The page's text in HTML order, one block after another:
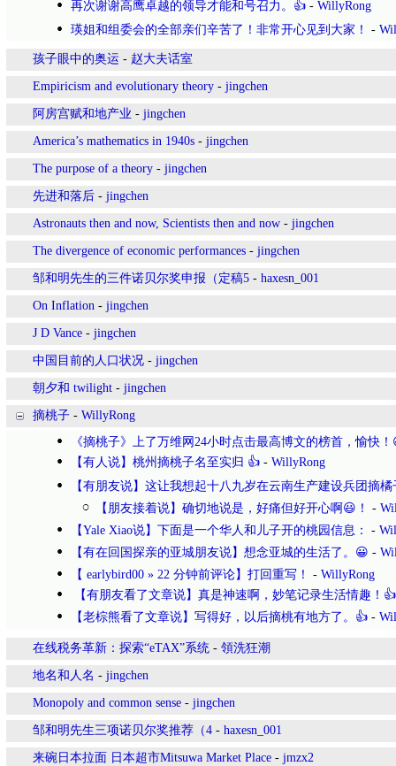
再次谢谢高鹰卓越的领导才能和号召力。👍 - WillyRong
瑛姐和组委会的全部亲们辛苦了！非常开心见到大家！
-
孩子眼中的奥运 - 赵大夫话室
Empiricism and evolutionary theory - jingchen
阿房宫赋和地产业 - jingchen
America’s mathematics in 1940s - jingchen
The purpose of a theory - jingchen
先进和落后 - jingchen
Astronauts then and now, Scientists then and now - jingchen
The divergence of economic performances - jingchen
邹和明先生的三件诺贝尔奖申报（定稿5 - haxesn_001
On Inflation - jingchen
J D Vance - jingchen
中国目前的人口状况 - jingchen
朝夕和 twilight - jingchen
摘桃子 - WillyRong
《摘桃子》上了万维网24小时点击最高博文的榜首，愉快！
【有人说】桃州摘桃子名至实归 👍 - WillyRong
【有朋友说】这让我想起十八九岁在云南生产建设兵团摘
【朋友接着说】确切地说是，好痛但好开心啊😃！
-
【Yale Xiao说】下面是一个华人和儿子开的桃园信息：
-
【有在回国探亲的亚城朋友说】想念亚城的生活了。😀 -
【 earlybird00 » 22 分钟前评论】打回重写！
- WillyRong
【有朋友看了文章说】真是神速啊，妙笔记录生活情趣！👍
【老棕熊看了文章说】写得好，以后摘桃有地方了。👍 -
在线税务革新：探索“eTAX”系统 - 領洗狂潮
地名和人名 - jingchen
Monopoly and common sense - jingchen
邹和明先生三项诺贝尔奖推荐（4 - haxesn_001
来碗日本拉面 日本超市Mitsuwa Market Place - jmzx2